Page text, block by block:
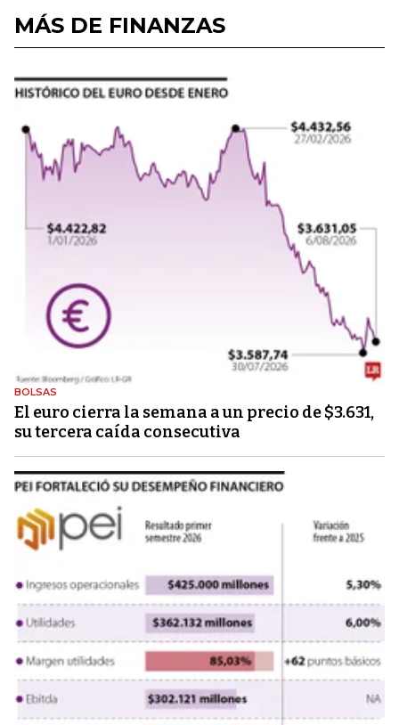
MÁS DE FINANZAS
BOLSAS
El euro cierra la semana a un precio de $3.631,
su tercera caída consecutiva